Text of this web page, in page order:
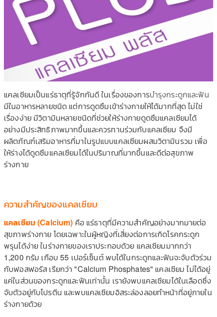
แคลเซียมเป็นแร่ธาตุที่รู้จักกันดี ในเรื่องของการบำรุงกระดูกและฟัน
มีในอาหารหลายชนิด แต่การดูดซึมเข้าร่างกายให้ได้มากที่สุด ไม่ใช่
เรื่องง่าย มีวิตามินหลายชนิดที่ช่วยให้ร่างกายดูดซึมแคลเซียมได้
อย่างมีประสิทธิภาพมากขึ้นและควรทานร่วมกับแคลเซียม จึงมี
ผลิตภัณฑ์เสริมอาหารที่มาในรูปแบบแคลเซียมผสมวิตามินรวม เพื่อ
ให้ร่างได้ดูดซึมแคลเซียมได้ในปริมาณที่มากขึ้นและดีต่อสุขภาพ
ร่างกาย
ความสำคัญของแคลเซียม
แคลเซียม (Calcium) คือ แร่ธาตุที่มีความสำคัญอย่างมากมายต่อ
สุขภาพร่างกาย โดยเฉพาะในผู้หญิงที่เสี่ยงต่อการเกิดโรคกระดูก
พรุนได้ง่าย ในร่างกายของเราประกอบด้วย แคลเซียมมากกว่า
1,200 กรัม เกือบ 55 เปอร์เซ็นต์ พบได้ในกระดูกและฟันจะจับตัวร่วม
กับฟอสฟอรัส เรียกว่า "Calcium Phosphates" แคลเซียม ไม่ได้อยู่
แค่ในส่วนของกระดูกและฟันเท่านั้น เรายังพบแคลเซียมได้ในเลือดซึ่ง
จับตัวอยู่กับโปรตีน และพบแคลเซียมอิสระล่องลอยทำหน้าที่อยู่ภายใน
ร่างกายด้วย